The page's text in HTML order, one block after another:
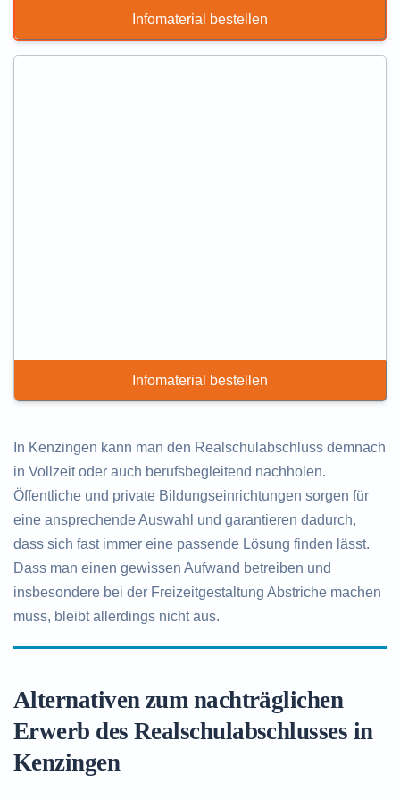
Infomaterial bestellen
Infomaterial bestellen
In Kenzingen kann man den Realschulabschluss demnach
in Vollzeit oder auch berufsbegleitend nachholen.
Öffentliche und private Bildungseinrichtungen sorgen für
eine ansprechende Auswahl und garantieren dadurch,
dass sich fast immer eine passende Lösung finden lässt.
Dass man einen gewissen Aufwand betreiben und
insbesondere bei der Freizeitgestaltung Abstriche machen
muss, bleibt allerdings nicht aus.
Alternativen zum nachträglichen
Erwerb des Realschulabschlusses in
Kenzingen